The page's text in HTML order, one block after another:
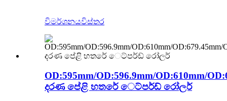
විමර්ශනයවිස්තර
OD:595mm/OD:596.9mm/OD:610mm/
දරණ පේළි හතරේ ෙට්පර්ඩ් රෝලර්